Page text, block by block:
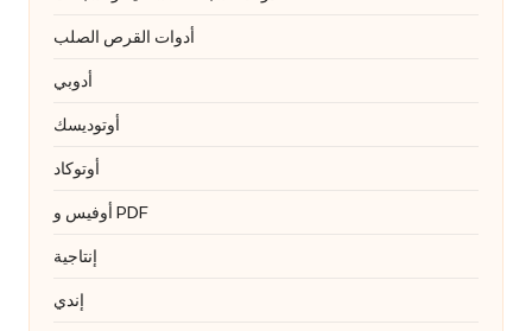
أدوات القرص الصلب
أدوبي
أوتوديسك
أوتوكاد
أوفيس و PDF
إنتاجية
إندي